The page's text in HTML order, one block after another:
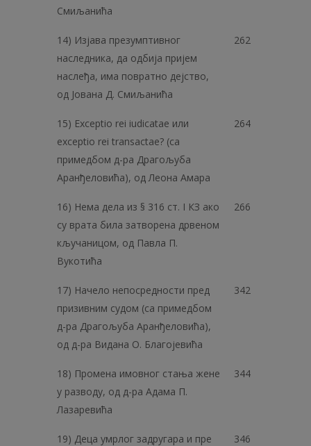
Смиљанића
14) Изјава презумптивног
наследника, да одбија пријем
наслеђа, има повратно дејство,
од Јована Д. Смиљанића
262
15) Exceptio rei iudicatae или
exceptio rei transactae? (ca
примедбом д-ра Драгољуба
Аранђеловића), од Леона Амара
264
16) Нема дела из § 316 ст. I КЗ ако
су врата била затворена дрвеном
кључаницом, од Павла П.
Вукотића
266
17) Начело непосредности пред
призивним судом (са примедбом
д-ра Драгољуба Аранђеловића),
од д-ра Видана О. Благојевића
342
18) Промена имовног стања жене
у разводу, од д-ра Адама П.
Лазаревића
344
19) Деца умрлог задругара и пре
346